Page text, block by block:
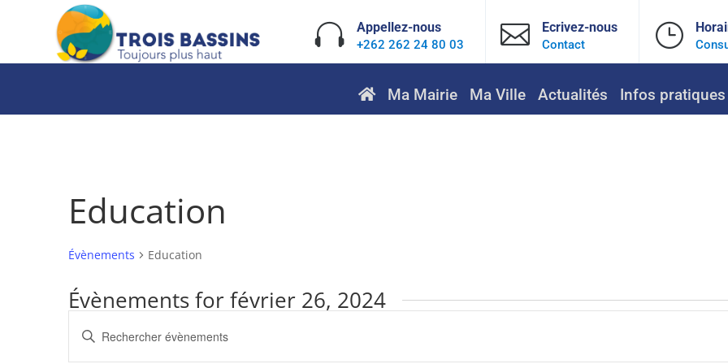
 Appellez-nous
+262 262 24 80 03  Ecrivez-nous
Contact }
Ma Mairie Ma Ville Actualités Infos pratiques
Education
Évènements Education
Évènements for février 26, 2024
Recherche
et
Saisir